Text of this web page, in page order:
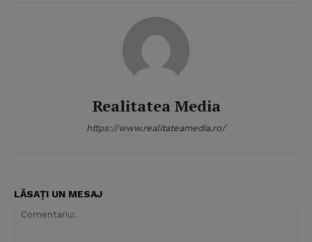
Realitatea Media
https://www.realitateamedia.ro/
LĂSAȚI UN MESAJ